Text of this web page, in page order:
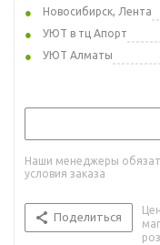
Новосибирск, Лента
УЮТ в тц Апорт
УЮТ Алматы
Наши менеджеры
условия заказа
Поделиться